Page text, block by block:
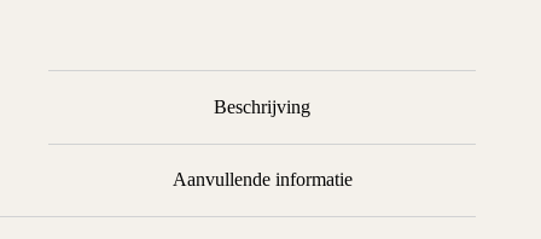
Beschrijving
Aanvullende informatie